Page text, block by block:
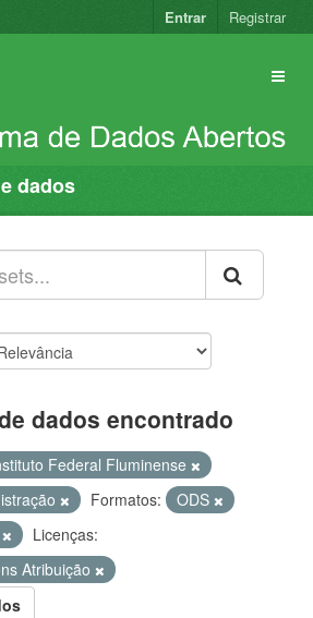
Entrar Registrar
dados
dados encontrado
Federal Fluminense
Formatos:
ODS
Licenças:
Atribuição